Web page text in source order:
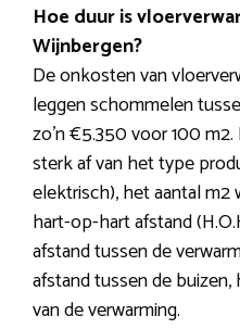
Hoe duur is
Wijnbergen?
De onkosten van
leggen schommelen
zo’n €5.350 voor 100
sterk af van het type
elektrisch), het aantal
hart-op-hart afstand
afstand tussen de
afstand tussen de
van de verwarming.